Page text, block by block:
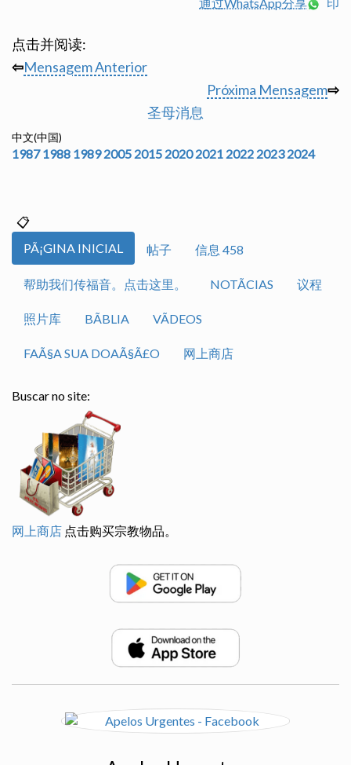
点击并阅读:
⇦Mensagem Anterior
Próxima Mensagem⇨
圣母消息
中文(中国)
1987 1988 1989 2005 2015 2020 2021 2022 2023 2024
PÃ¡GINA INICIAL 帖子 信息 458
帮助我们传福音。点击这里。 NOTÃ­CIAS 议程
照片库 BÃ­BLIA VÃ­DEOS
FAÃ§A SUA DOAÃ§Ã£O 网上商店
Buscar no site:
网上商店 点击购买宗教物品。